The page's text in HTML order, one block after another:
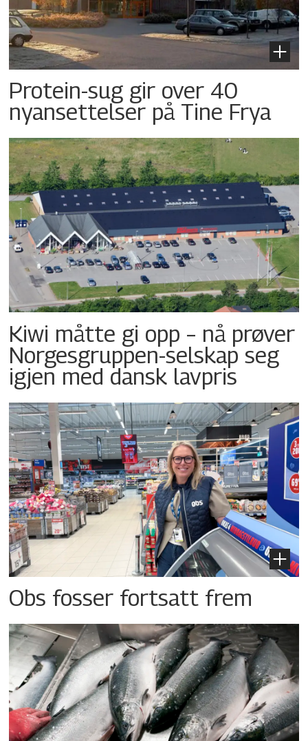
Protein-sug gir over 40
nyansettelser på Tine Frya
Kiwi måtte gi opp – nå prøver
Norgesgruppen-selskap seg
igjen med dansk lavpris
Obs fosser fortsatt frem